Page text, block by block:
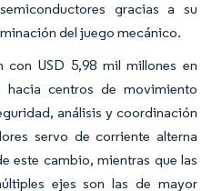
gracias a su
del juego mecánico.
con USD 5,98 mil millones en
hacia centros de movimiento
análisis y coordinación
servo de corriente alterna
este cambio, mientras que las
ejes son las de mayor